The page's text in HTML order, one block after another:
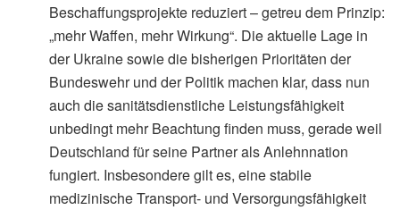
Beschaffungsprojekte reduziert – getreu dem Prinzip:
„mehr Waffen, mehr Wirkung“. Die aktuelle Lage in
der Ukraine sowie die bisherigen Prioritäten der
Bundeswehr und der Politik machen klar, dass nun
auch die sanitätsdienstliche Leistungsfähigkeit
unbedingt mehr Beachtung finden muss, gerade weil
Deutschland für seine Partner als Anlehnnation
fungiert. Insbesondere gilt es, eine stabile
medizinische Transport- und Versorgungsfähigkeit